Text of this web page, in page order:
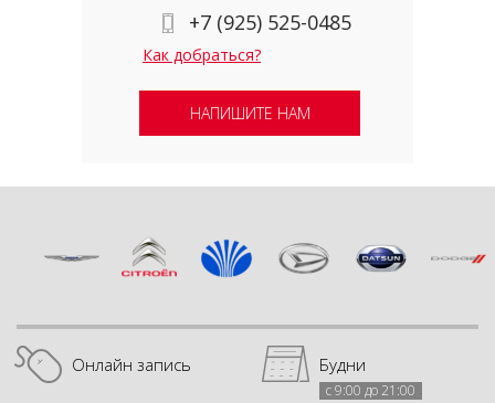
+7 (925) 525-0485
Как добраться?
НАПИШИТЕ НАМ
Онлайн запись Будни
с 9:00 до 21:00